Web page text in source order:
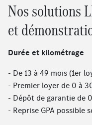
Nos solutions
et
Durée et kilométrage
- De 13 à 49 mois (1er
- Premier loyer de 0 à
- Dépôt de garantie de
- Reprise GPA possible